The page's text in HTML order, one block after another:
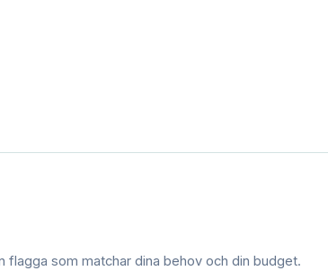
flagga som matchar dina behov och din budget.